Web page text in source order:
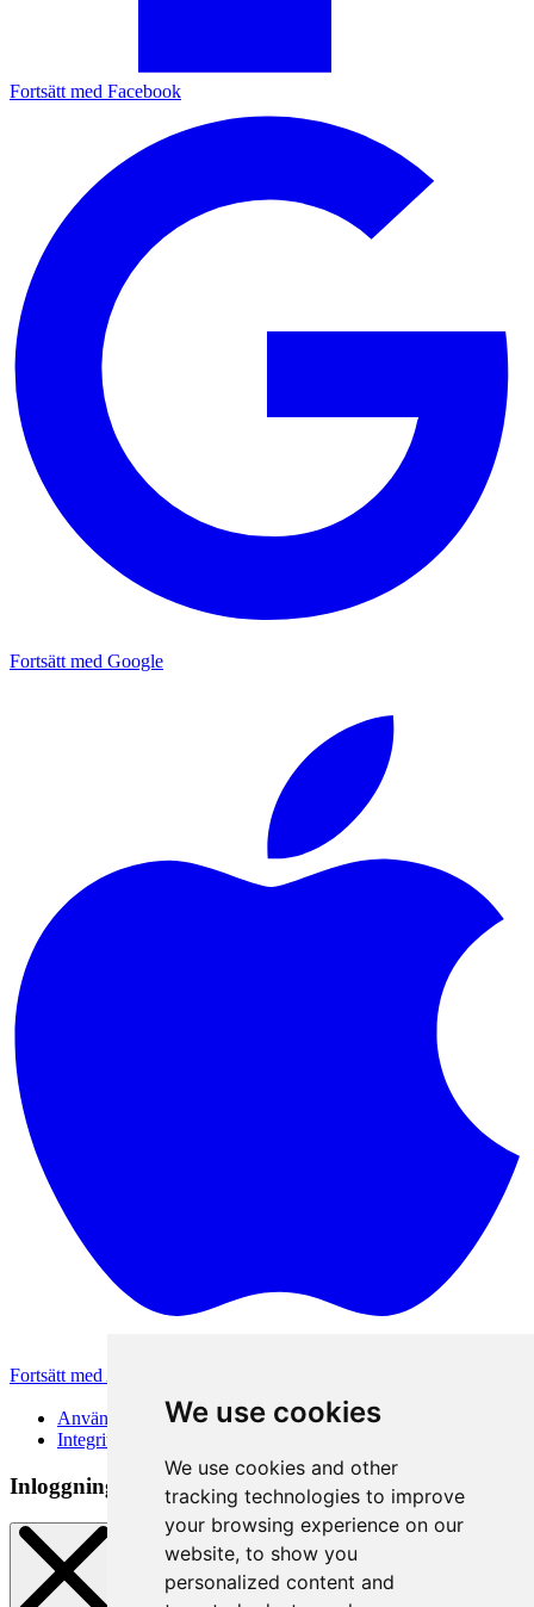
We use cookies
We use cookies and other
tracking technologies to improve
your browsing experience on our
website, to show you
personalized content and
Fortsätt med Facebook
Fortsätt med Google
Fortsätt med Apple
Användarvillkor
Integritetspolicy
Inloggningsmetod